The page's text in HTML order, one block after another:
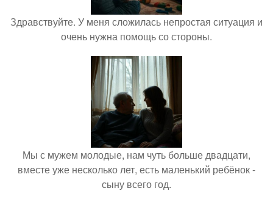
Здравствуйте. У меня сложилась непростая ситуация и
очень нужна помощь со стороны.
Мы с мужем молодые, нам чуть больше двадцати,
вместе уже несколько лет, есть маленький ребёнок -
сыну всего год.